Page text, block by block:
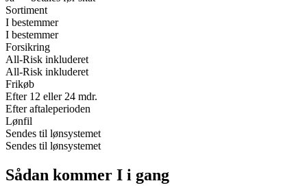
Sortiment
I bestemmer
I bestemmer
Forsikring
All-Risk inkluderet
All-Risk inkluderet
Frikøb
Efter 12 eller 24 mdr.
Efter aftaleperioden
Lønfil
Sendes til lønsystemet
Sendes til lønsystemet
Sådan kommer I i gang